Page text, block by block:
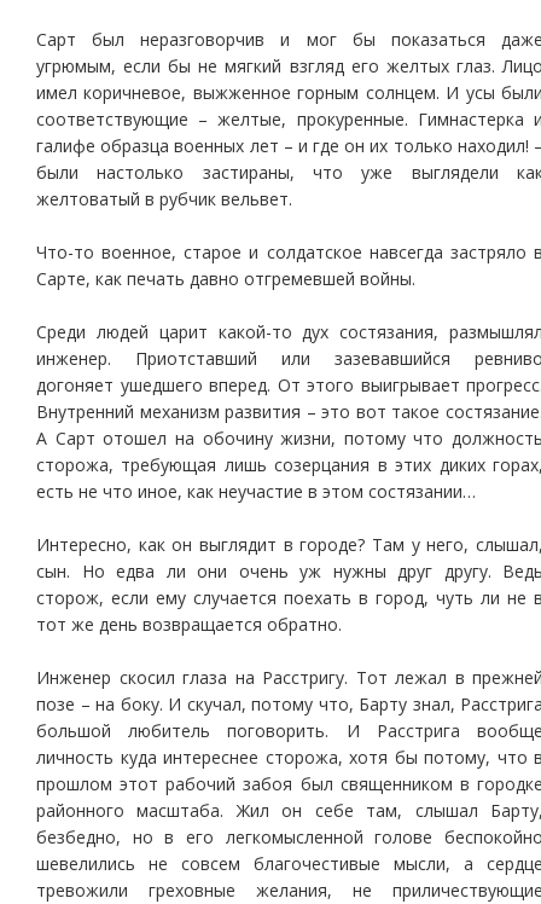
Сарт был неразговорчив и мог бы показаться
угрюмым, если бы не мягкий взгляд его желтых глаз.
имел коричневое, выжженное горным солнцем. И усы
соответствующие – желтые, прокуренные. Гимнастерка
галифе образца военных лет – и где он их только находил!
были настолько застираны, что уже выглядели
желтоватый в рубчик вельвет.
Что-то военное, старое и солдатское навсегда застряло
Сарте, как печать давно отгремевшей войны.
Среди людей царит какой-то дух состязания,
инженер. Приотставший или зазевавшийся
догоняет ушедшего вперед. От этого выигрывает
Внутренний механизм развития – это вот такое
А Сарт отошел на обочину жизни, потому что
сторожа, требующая лишь созерцания в этих диких
есть не что иное, как неучастие в этом состязании…
Интересно, как он выглядит в городе? Там у него,
сын. Но едва ли они очень уж нужны друг другу.
сторож, если ему случается поехать в город, чуть ли не
тот же день возвращается обратно.
Инженер скосил глаза на Расстригу. Тот лежал в
позе – на боку. И скучал, потому что, Барту знал,
большой любитель поговорить. И Расстрига
личность куда интереснее сторожа, хотя бы потому, что
прошлом этот рабочий забоя был священником в
районного масштаба. Жил он себе там, слышал
безбедно, но в его легкомысленной голове
шевелились не совсем благочестивые мысли, а
тревожили греховные желания, не